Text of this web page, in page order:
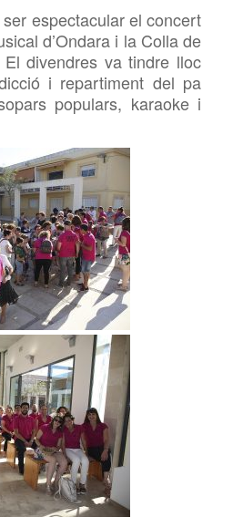
espectacular el concert
d’Ondara i la Colla de
divendres va tindre lloc
i repartiment del pa
populars, karaoke i